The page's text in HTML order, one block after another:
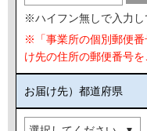
※ハイフン無しで入力し
※「事業所の個別郵便番
け先の住所の郵便番号を
お届け先）都道府県